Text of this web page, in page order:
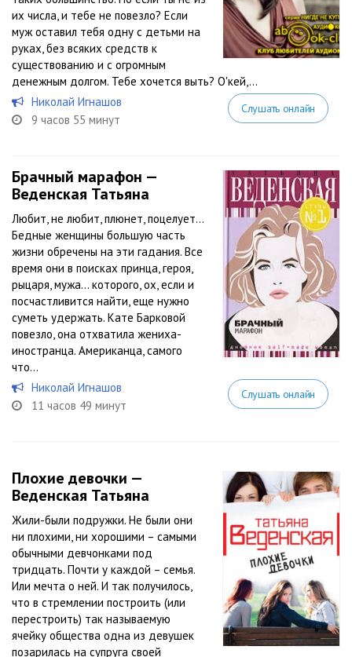
их числа, и тебе не повезло? Если
муж оставил тебя одну с детьми на
руках, без всяких средств к
существованию и с огромным
денежным долгом. Тебе хочется выть? О'кей,...
Николай Игнашов
9 часов 55 минут
Слушать онлайн
Брачный марафон —
Веденская Татьяна
Любит, не любит, плюнет, поцелует…
Бедные женщины большую часть
жизни обречены на эти гадания. Все
время они в поисках принца, героя,
рыцаря, мужа… которого, ох, если и
посчастливится найти, еще нужно
суметь удержать. Кате Барковой
повезло, она отхватила жениха-
иностранца. Американца, самого
что...
Николай Игнашов
11 часов 49 минут
Слушать онлайн
Плохие девочки —
Веденская Татьяна
Жили-были подружки. Не были они
ни плохими, ни хорошими – самыми
обычными девчонками под
тридцать. Почти у каждой – семья.
Или мечта о ней. И так получилось,
что в стремлении построить (или
перестроить) так называемую
ячейку общества одна из девушек
позарилась на супруга своей